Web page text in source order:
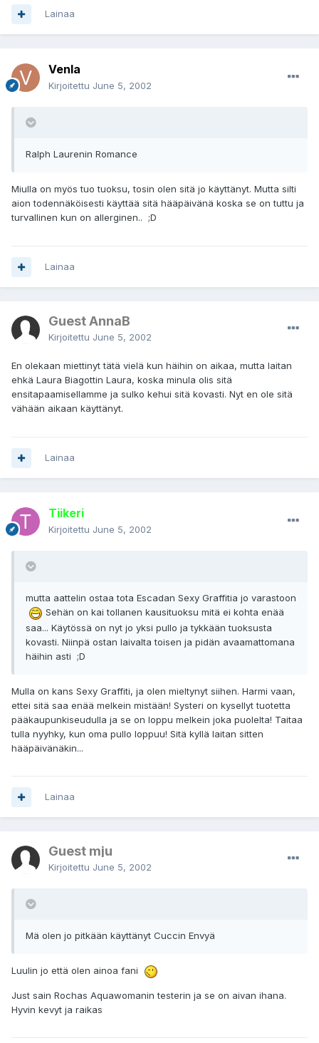
Lainaa
Venla
Kirjoitettu June 5, 2002
Ralph Laurenin Romance
Miulla on myös tuo tuoksu, tosin olen sitä jo käyttänyt. Mutta silti
aion todennäköisesti käyttää sitä hääpäivänä koska se on tuttu ja
turvallinen kun on allerginen.. ;D
Lainaa
Guest AnnaB
Kirjoitettu June 5, 2002
En olekaan miettinyt tätä vielä kun häihin on aikaa, mutta laitan
ehkä Laura Biagottin Laura, koska minula olis sitä
ensitapaamisellamme ja sulko kehui sitä kovasti. Nyt en ole sitä
vähään aikaan käyttänyt.
Lainaa
Tiikeri
Kirjoitettu June 5, 2002
mutta aattelin ostaa tota Escadan Sexy Graffitia jo varastoon
Sehän on kai tollanen kausituoksu mitä ei kohta enää
saa... Käytössä on nyt jo yksi pullo ja tykkään tuoksusta
kovasti. Niinpä ostan laivalta toisen ja pidän avaamattomana
häihin asti ;D
Mulla on kans Sexy Graffiti, ja olen mieltynyt siihen. Harmi vaan,
ettei sitä saa enää melkein mistään! Systeri on kysellyt tuotetta
pääkaupunkiseudulla ja se on loppu melkein joka puolelta! Taitaa
tulla nyyhky, kun oma pullo loppuu! Sitä kyllä laitan sitten
hääpäivänäkin...
Lainaa
Guest mju
Kirjoitettu June 5, 2002
Mä olen jo pitkään käyttänyt Cuccin Envyä
Luulin jo että olen ainoa fani
Just sain Rochas Aquawomanin testerin ja se on aivan ihana.
Hyvin kevyt ja raikas